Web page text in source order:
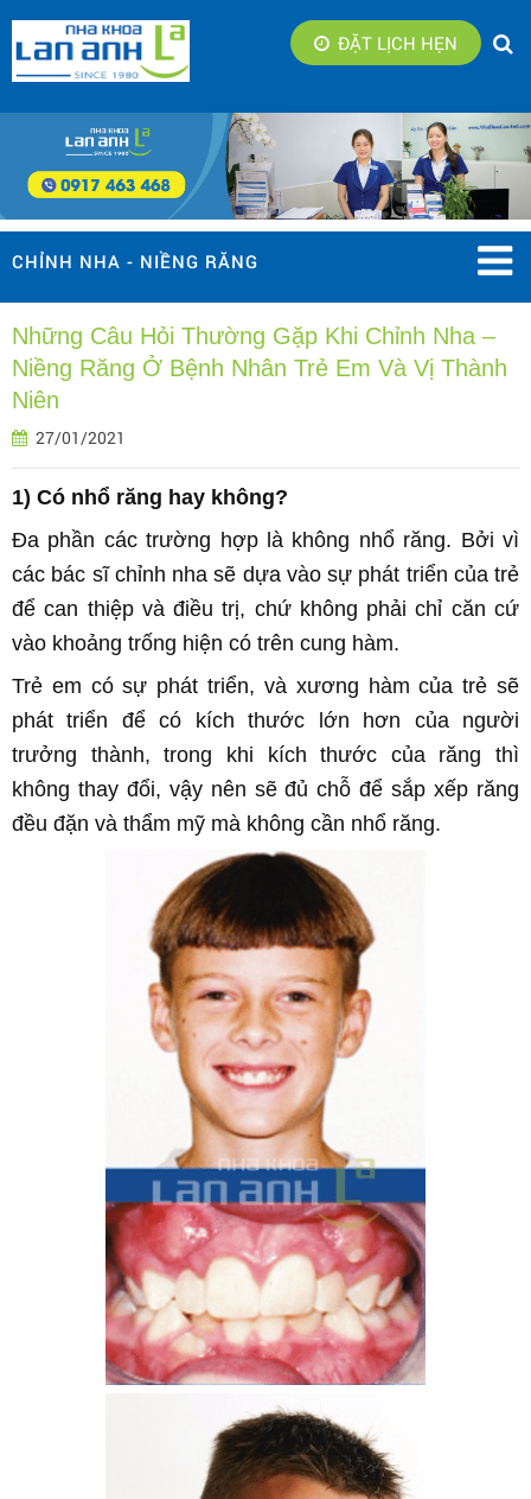
ĐẶT LỊCH HẸN
CHỈNH NHA - NIỀNG RĂNG
Những Câu Hỏi Thường Gặp Khi Chỉnh Nha –
Niềng Răng Ở Bệnh Nhân Trẻ Em Và Vị Thành
Niên
27/01/2021
1) Có nhổ răng hay không?
Đa phần các trường hợp là không nhổ răng. Bởi vì
các bác sĩ chỉnh nha sẽ dựa vào sự phát triển của trẻ
để can thiệp và điều trị, chứ không phải chỉ căn cứ
vào khoảng trống hiện có trên cung hàm.
Trẻ em có sự phát triển, và xương hàm của trẻ sẽ
phát triển để có kích thước lớn hơn của người
trưởng thành, trong khi kích thước của răng thì
không thay đổi, vậy nên sẽ đủ chỗ để sắp xếp răng
đều đặn và thẩm mỹ mà không cần nhổ răng.